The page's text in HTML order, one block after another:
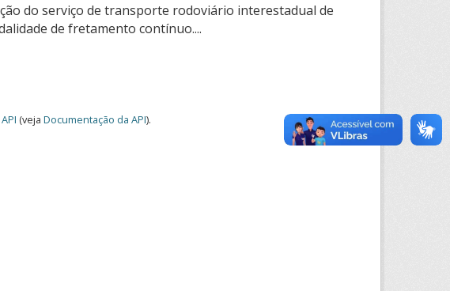
do serviço de transporte rodoviário interestadual de
de fretamento contínuo....
API (veja Documentação da API).